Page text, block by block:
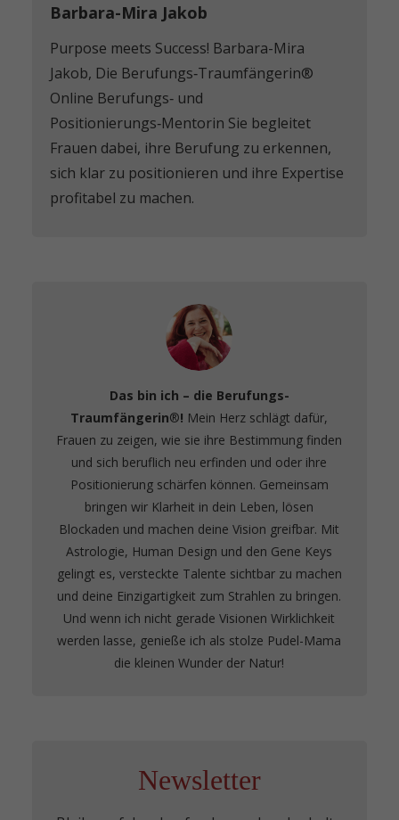
Barbara-Mira Jakob
Purpose meets Success! Barbara-Mira
Jakob, Die Berufungs‑Traumfängerin®️
Online Berufungs‑ und
Positionierungs‑Mentorin Sie begleitet
Frauen dabei, ihre Berufung zu erkennen,
sich klar zu positionieren und ihre Expertise
profitabel zu machen.
Das bin ich – die Berufungs-
Traumfängerin®️! Mein Herz schlägt dafür,
Frauen zu zeigen, wie sie ihre Bestimmung finden
und sich beruflich neu erfinden und oder ihre
Positionierung schärfen können. Gemeinsam
bringen wir Klarheit in dein Leben, lösen
Blockaden und machen deine Vision greifbar. Mit
Astrologie, Human Design und den Gene Keys
gelingt es, versteckte Talente sichtbar zu machen
und deine Einzigartigkeit zum Strahlen zu bringen.
Und wenn ich nicht gerade Visionen Wirklichkeit
werden lasse, genieße ich als stolze Pudel-Mama
die kleinen Wunder der Natur!
Newsletter